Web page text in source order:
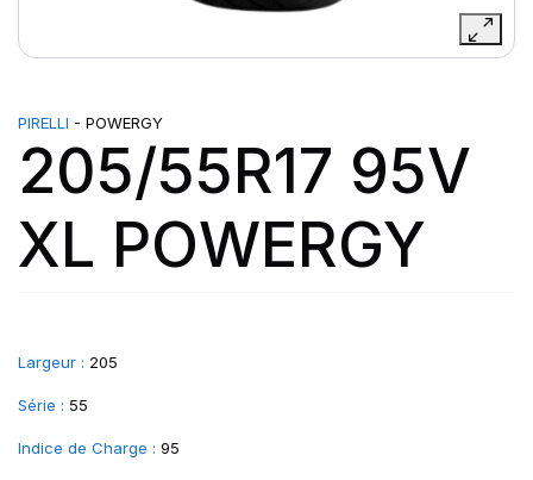
PIRELLI - POWERGY
205/55R17 95V
XL POWERGY
Largeur : 205
Série : 55
Indice de Charge : 95